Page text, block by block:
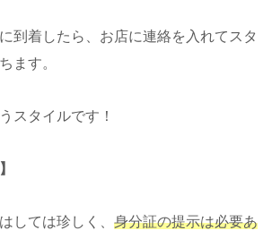
到着したら、お店に連絡を入れてスタ
ます。
スタイルです！
しては珍しく、 身分証の提示は必要あ